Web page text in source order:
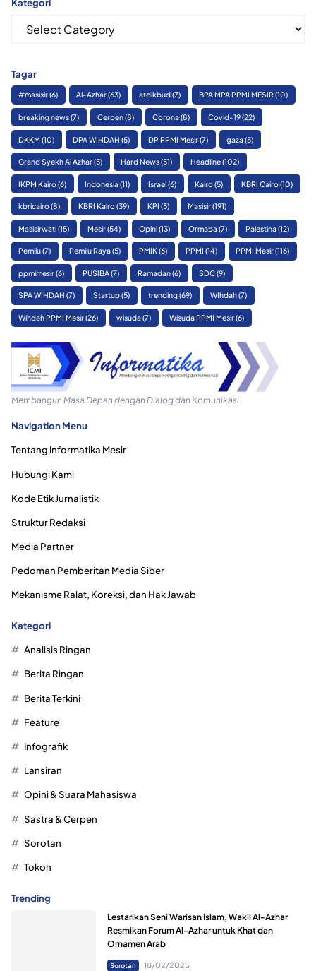
Kategori
Kategori
Tagar
#masisir(6) Al-Azhar(63) atdikbud(7) BPA MPA PPMI MESIR(10)
breaking news(7) Cerpen(8) Corona(8) Covid-19(22)
DKKM (10) DPA WIHDAH (5) DP PPMI Mesir(7) gaza(5)
Grand Syekh Al Azhar(5) Hard News(51) Headline(102)
IKPM Kairo(6) Indonesia(11) Israel(6) Kairo(5) KBRI Cairo(10)
kbricairo(8) KBRI Kairo(39) KPI (5) Masisir(191)
Masisirwati(15) Mesir(54) Opini(13) Ormaba(7) Palestina(12)
Pemilu(7) Pemilu Raya(5) PMIK(6) PPMI (14) PPMI Mesir(116)
ppmimesir(6) PUSIBA(7) Ramadan(6) SDC(9)
SPA WIHDAH (7) Startup(5) trending (69) WIhdah(7)
Wihdah PPMI Mesir(26) wisuda(7) Wisuda PPMI Mesir(6)
Membangun Masa Depan dengan Dialog dan Komunikasi
Navigation Menu
Tentang Informatika Mesir
Hubungi Kami
Kode Etik Jurnalistik
Struktur Redaksi
Media Partner
Pedoman Pemberitan Media Siber
Mekanisme Ralat, Koreksi, dan Hak Jawab
Kategori
Analisis Ringan
Berita Ringan
Berita Terkini
Feature
Infografik
Lansiran
Opini & Suara Mahasiswa
Sastra & Cerpen
Sorotan
Tokoh
Trending
Lestarikan Seni Warisan Islam, Wakil Al-Azhar
Resmikan Forum Al-Azhar untuk Khat dan
Ornamen Arab
Sorotan 18/02/2025